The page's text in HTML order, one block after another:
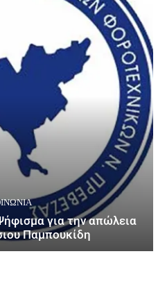
για την απώλεια
Παμπουκίδη